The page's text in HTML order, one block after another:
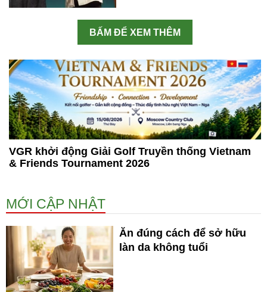
BẤM ĐỂ XEM THÊM
VGR khởi động Giải Golf Truyền thống Vietnam
& Friends Tournament 2026
MỚI CẬP NHẬT
Ăn đúng cách để sở hữu
làn da không tuổi